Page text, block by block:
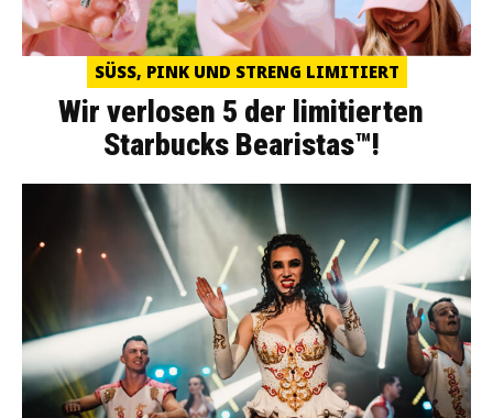
SÜSS, PINK UND STRENG LIMITIERT
Wir verlosen 5 der limitierten
Starbucks Bearistas™!